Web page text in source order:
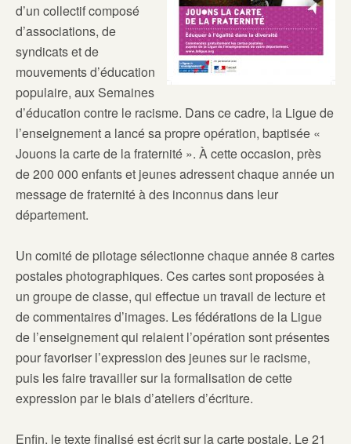
d’un collectif composé
d’associations, de
syndicats et de
mouvements d’éducation
populaire, aux Semaines
d’éducation contre le racisme. Dans ce cadre, la Ligue de
l’enseignement a lancé sa propre opération, baptisée «
Jouons la carte de la fraternité ». À cette occasion, près
de 200 000 enfants et jeunes adressent chaque année un
message de fraternité à des inconnus dans leur
département.
Un comité de pilotage sélectionne chaque année 8 cartes
postales photographiques. Ces cartes sont proposées à
un groupe de classe, qui effectue un travail de lecture et
de commentaires d’images. Les fédérations de la Ligue
de l’enseignement qui relaient l’opération sont présentes
pour favoriser l’expression des jeunes sur le racisme,
puis les faire travailler sur la formalisation de cette
expression par le biais d’ateliers d’écriture.
Enfin, le texte finalisé est écrit sur la carte postale. Le 21